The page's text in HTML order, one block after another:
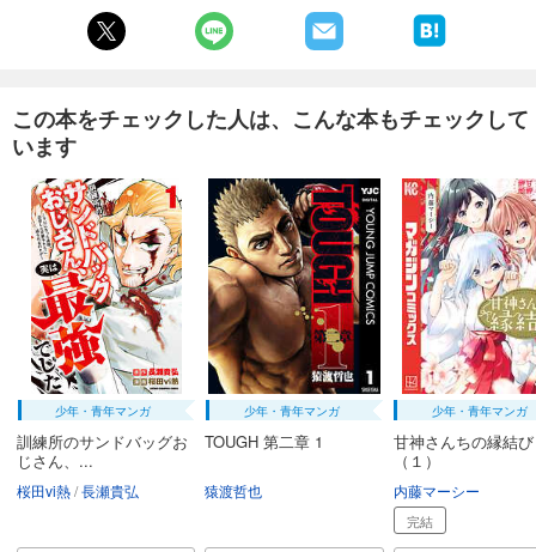
この本をチェックした人は、こんな本もチェックして
います
少年・青年マンガ
訓練所のサンドバッグお
じさん、...
桜田vi熱 長瀬貴弘
少年・青年マンガ
TOUGH 第二章 1
猿渡哲也
少年・青年マンガ
甘神さんちの縁結び
（１）
内藤マーシー
完結